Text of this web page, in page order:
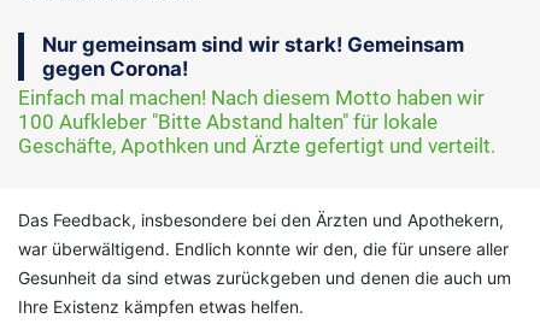
Nur gemeinsam sind wir stark! Gemeinsam
gegen Corona!
Einfach mal machen! Nach diesem Motto haben wir
100 Aufkleber "Bitte Abstand halten" für lokale
Geschäfte, Apothken und Ärzte gefertigt und verteilt.
Das Feedback, insbesondere bei den Ärzten und Apothekern,
war überwältigend. Endlich konnte wir den, die für unsere aller
Gesunheit da sind etwas zurückgeben und denen die auch um
Ihre Existenz kämpfen etwas helfen.